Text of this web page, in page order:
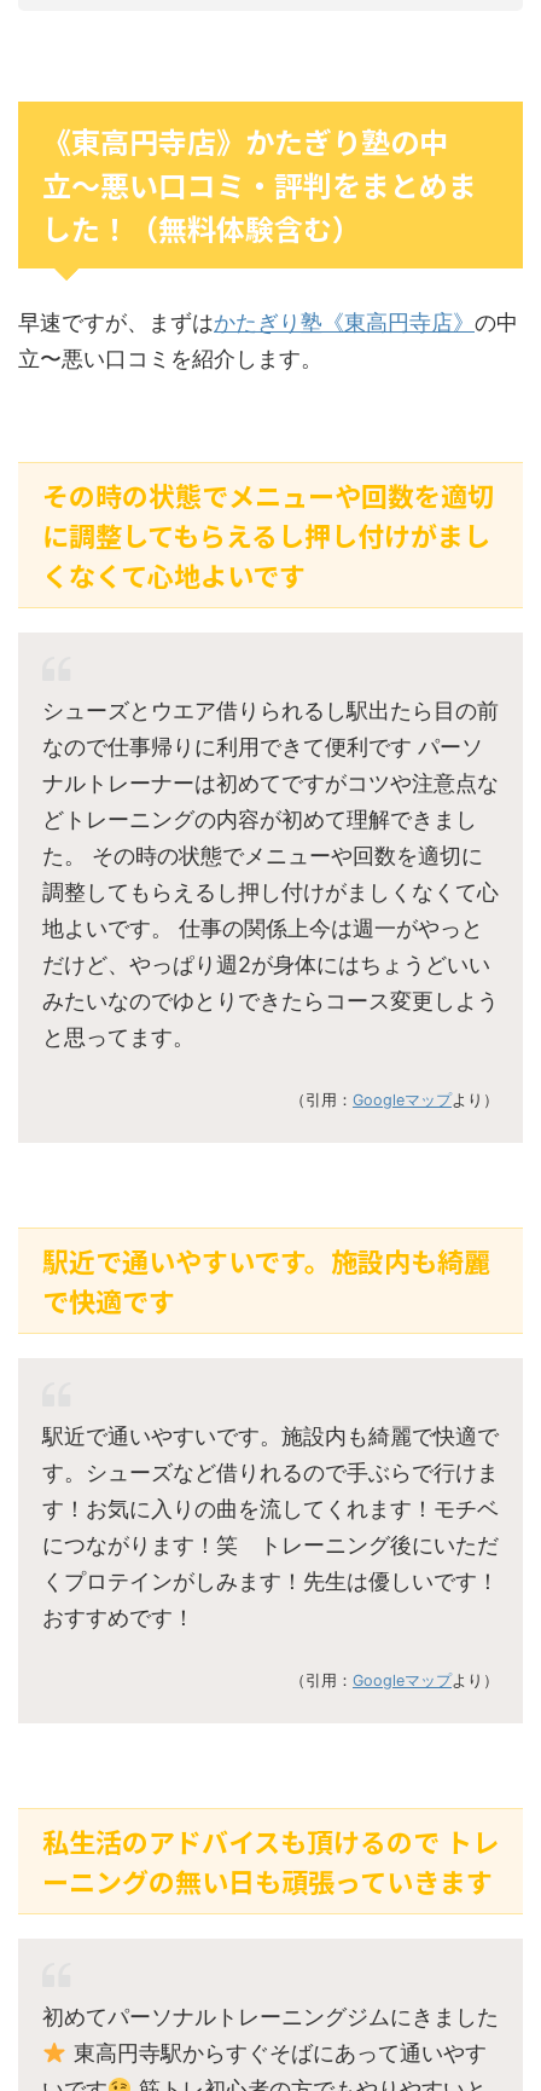
《東高円寺店》かたぎり塾の中
立〜悪い口コミ・評判をまとめま
した！（無料体験含む）
早速ですが、まずはかたぎり塾《東高円寺店》 の中
立〜悪い口コミを紹介します。
その時の状態でメニューや回数を適切
に調整してもらえるし押し付けがまし
くなくて心地よいです
シューズとウエア借りられるし駅出たら目の前
なので仕事帰りに利用できて便利です パーソ
ナルトレーナーは初めてですがコツや注意点な
どトレーニングの内容が初めて理解できまし
た。 その時の状態でメニューや回数を適切に
調整してもらえるし押し付けがましくなくて心
地よいです。 仕事の関係上今は週一がやっと
だけど、やっぱり週2が身体にはちょうどいい
みたいなのでゆとりできたらコース変更しよう
と思ってます。
（引用： Googleマップより）
駅近で通いやすいです。施設内も綺麗
で快適です
駅近で通いやすいです。施設内も綺麗で快適で
す。シューズなど借りれるので手ぶらで行けま
す！お気に入りの曲を流してくれます！モチベ
につながります！笑 トレーニング後にいただ
くプロテインがしみます！先生は優しいです！
おすすめです！
（引用： Googleマップより）
私生活のアドバイスも頂けるので トレ
ーニングの無い日も頑張っていきます
初めてパーソナルトレーニングジムにきました
東高円寺駅からすぐそばにあって通いやす